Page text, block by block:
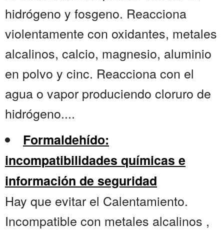
hidrógeno y fosgeno. Reacciona
violentamente con oxidantes, metales
alcalinos, calcio, magnesio, aluminio
en polvo y cinc. Reacciona con el
agua o vapor produciendo cloruro de
hidrógeno....
Formaldehído:
incompatibilidades químicas e
información de seguridad
Hay que evitar el Calentamiento.
Incompatible con metales alcalinos ,